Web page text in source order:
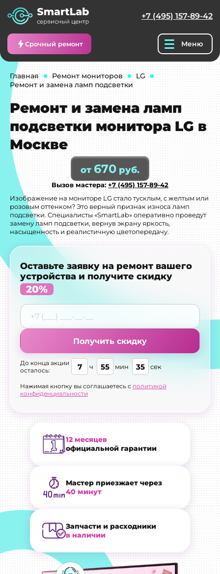
+7 (495) 157-89-42
Срочный ремонт Меню
Главная Ремонт мониторов
LG
Ремонт и замена ламп подсветки
Ремонт и замена ламп
подсветки монитора LG в
Москве
от 670 руб.
Вызов мастера: +7 (495) 157-89-42
Изображение на мониторе LG стало тусклым, с желтым или
розовым оттенком? Это верный признак износа ламп
подсветки. Специалисты «SmartLab» оперативно проведут
замену ламп подсветки, вернув экрану яркость,
насыщенность и реалистичную цветопередачу.
Оставьте заявку на ремонт вашего
устройства и получите скидку
20%
Получить скидку
До конца акции
осталось:
7 ч 55 мин 35 сек
Нажимая кнопку вы соглашаетесь с политикой
конфиденциальности
12 месяцев
официальной гарантии
Мастер приезжает через
40 минут
Запчасти и расходники
в наличии